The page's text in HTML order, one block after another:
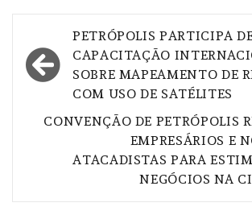
Navegação
de
Post
PETRÓPOLIS PARTICIPA
CAPACITAÇÃO
SOBRE MAPEAMENTO DE
COM USO DE SATÉLITES
CONVENÇÃO DE PETRÓPOLIS
EMPRESÁRIOS E
ATACADISTAS PARA
NEGÓCIOS NA